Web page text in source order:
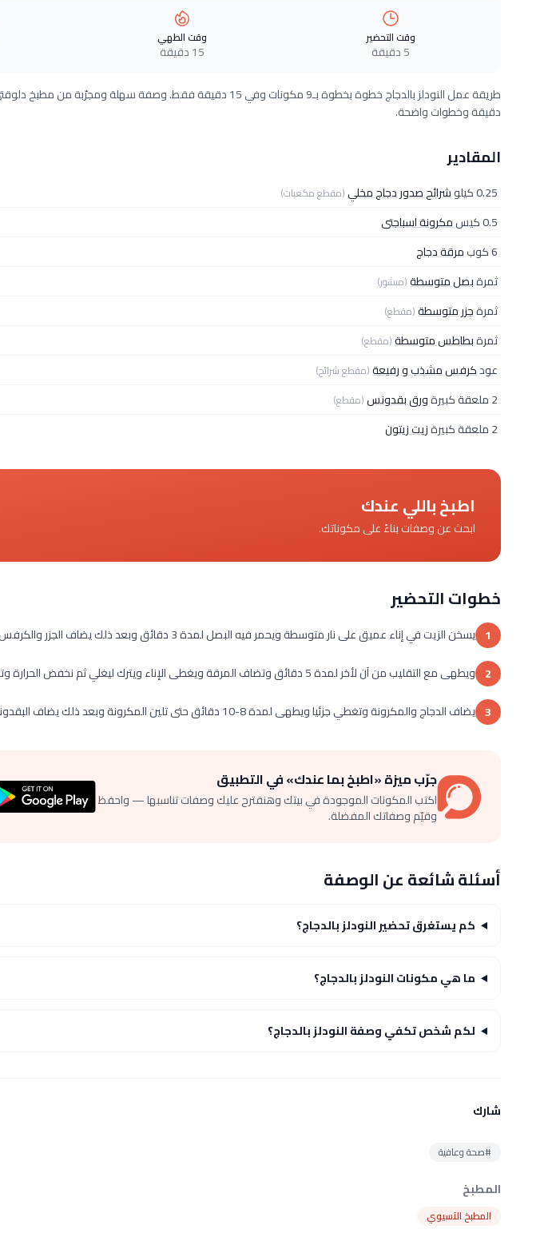
وقت التحضير
5 دقيقة
وقت الطهي
15 دقيقة
دقيقة وخطوات واضحة.
المقادير
0.25 كيلو شرائح صدور دجاج مخلي (مقطع مكعبات)
0.5 كيس
مكرونة اسباجتى
6 كوب
مرقة دجاج
ثمرةبصل متوسطة(مبشور)
ثمرةجزر متوسطة(مقطع)
ثمرةبطاطس متوسطة(مقطع)
عودكرفس مشذب و رفيعة(مقطع شرائح)
2 ملعقة كبيرة ورق بقدونس(مقطع)
2 ملعقة كبيرة زيت زيتون
اطبخ باللي عندك
ابحث عن وصفات بناءً على مكوناتك.
خطوات التحضير
1 يسخن الزيت في إناء عميق على نار متوسطة ويحمر فيه البصل لمدة 3 دقائق وبعد ذلك يضاف الجزر والكرفس والبطاطس .
2 ويطهى مع التقليب من آن لأخر لمدة 5 دقائق وتضاف المرقة ويغطى الإناء ويترك ليغلي ثم نخفض الحرارة وتترك لمدة 15 دقيقة.
3 يضاف الدجاج والمكرونة وتغطي جزئيا ويطهى لمدة 8-10 دقائق حتى تلين المكرونة وبعد ذلك يضاف البقدونس وتتبل بالملح والفلفل .
جرّب ميزة «اطبخ بما عندك» في التطبيق
اكتب المكونات الموجودة في بيتك وهنقترح عليك وصفات تناسبها — واحفظ
وقيّم وصفاتك المفضلة.
أسئلة شائعة عن الوصفة
كم يستغرق تحضير النودلز بالدجاج؟
ما هي مكونات النودلز بالدجاج؟
لكم شخص تكفي وصفة النودلز بالدجاج؟
شارك
#صحة وعافية
المطبخ
المطبخ الآسيوي